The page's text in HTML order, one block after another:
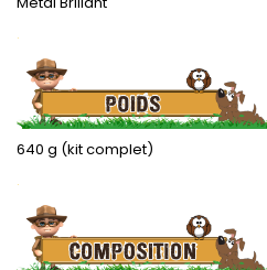
.
640 g (kit complet)
.